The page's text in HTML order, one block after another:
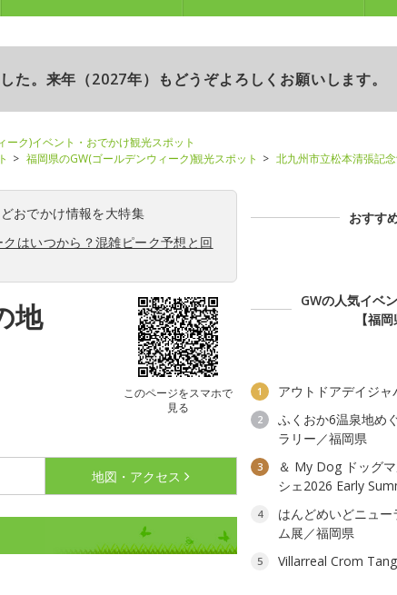
た。来年（2027年）もどうぞよろしくお願いします。
ーク)イベント・おでかけ観光スポット
福岡県のGW(ゴールデンウィーク)観光スポット 北九州市立松本清張記
おでかけ情報を大特集
はいつから？混雑ピーク予想と回
地
このページをスマホで
見る
地図・アクセス
おすす
GWの人気イベ
【福岡
1 アウトドアデイジ
2
ふくおか6温泉地め
ラリー／福岡県
3
＆ My Dog ドッグ
シェ2026 Early
4
はんどめいどニュ
ム展／福岡県
5
Villarreal Crom